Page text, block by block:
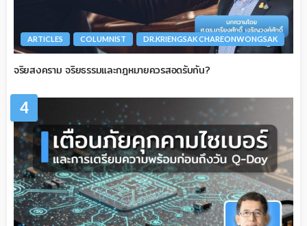
ARTICLES COLUMNIST DR.KRIENGSAK CHAREONWONGSAK
จริยสงคราม จริยธรรมและกฎหมายควรสอดรับกัน?
4